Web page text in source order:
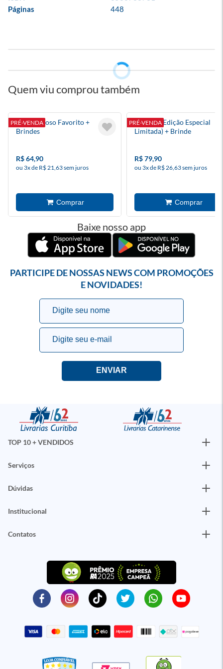
Páginas
448
Quem viu comprou também
PRÉ-VENDA
Meu Mafioso Favorito +
Brindes
R$ 64,90
ou 3x de R$ 21,63 sem juros
PRÉ-VENDA
Quando (Edição Especial
Limitada) + Brinde
R$ 79,90
ou 3x de R$ 26,63 sem juros
Baixe nosso app
PARTICIPE DE NOSSAS NEWS COM PROMOÇÕES
E NOVIDADES!
TOP 10 + VENDIDOS
Serviços
Dúvidas
Institucional
Contatos